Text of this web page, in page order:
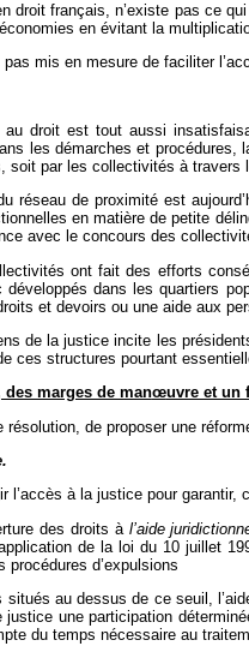
droit français, n’existe pas ce
en évitant la
pas mis en mesure de faciliter
au droit est tout aussi
les démarches et procédures,
soit par les collectivités à
réseau de proximité est
en matière de petite
avec le concours des
ont fait des efforts
dans les quartiers
et devoirs ou une aide aux
de la justice incite les
ces structures pourtant
des marges de manœuvre et un
résolution, de proposer une
l’accès à la justice pour
des droits à l’aide
de la loi du 10 juillet
procédures d’expulsions
situés au dessus de ce seuil,
justice une participation
du temps nécessaire au